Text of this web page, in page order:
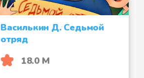
Василькин Д. Седьмой
отряд
18.0 М